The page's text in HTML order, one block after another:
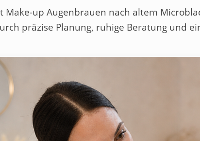
Make-up Augenbrauen nach altem
präzise Planung, ruhige Beratung und